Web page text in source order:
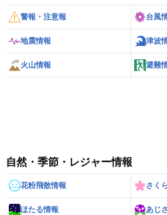
警報・注意報 台風
地震情報 津波
火山情報 避難
自然・季節・レジャー情報
花粉飛散情報 さく
ほたる情報 あじ